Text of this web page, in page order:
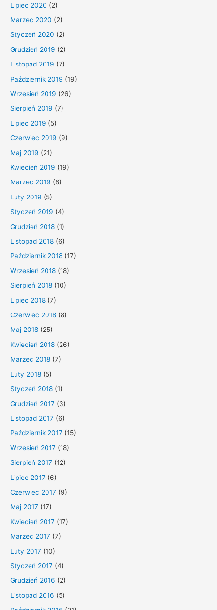
Lipiec 2020 (2)
Marzec 2020 (2)
Styczeń 2020 (2)
Grudzień 2019 (2)
Listopad 2019 (7)
Październik 2019 (19)
Wrzesień 2019 (26)
Sierpień 2019 (7)
Lipiec 2019 (5)
Czerwiec 2019 (9)
Maj 2019 (21)
Kwiecień 2019 (19)
Marzec 2019 (8)
Luty 2019 (5)
Styczeń 2019 (4)
Grudzień 2018 (1)
Listopad 2018 (6)
Październik 2018 (17)
Wrzesień 2018 (18)
Sierpień 2018 (10)
Lipiec 2018 (7)
Czerwiec 2018 (8)
Maj 2018 (25)
Kwiecień 2018 (26)
Marzec 2018 (7)
Luty 2018 (5)
Styczeń 2018 (1)
Grudzień 2017 (3)
Listopad 2017 (6)
Październik 2017 (15)
Wrzesień 2017 (18)
Sierpień 2017 (12)
Lipiec 2017 (6)
Czerwiec 2017 (9)
Maj 2017 (17)
Kwiecień 2017 (17)
Marzec 2017 (7)
Luty 2017 (10)
Styczeń 2017 (4)
Grudzień 2016 (2)
Listopad 2016 (5)